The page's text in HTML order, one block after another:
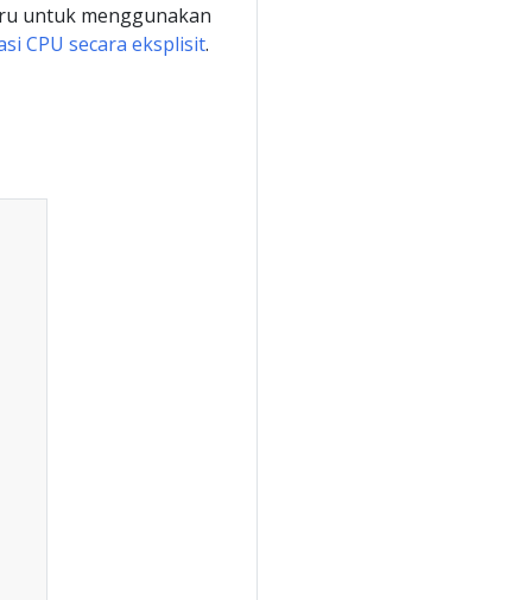
untuk menggunakan
CPU secara eksplisit.